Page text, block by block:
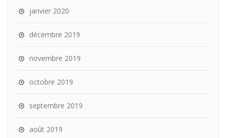
janvier 2020
décembre 2019
novembre 2019
octobre 2019
septembre 2019
août 2019